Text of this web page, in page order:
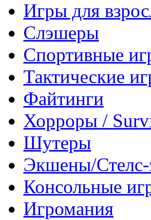
Игры для
Слэшеры
Спортивные
Тактические
Файтинги
Хорроры /
Шутеры
Экшены/
Консольные
Игромания